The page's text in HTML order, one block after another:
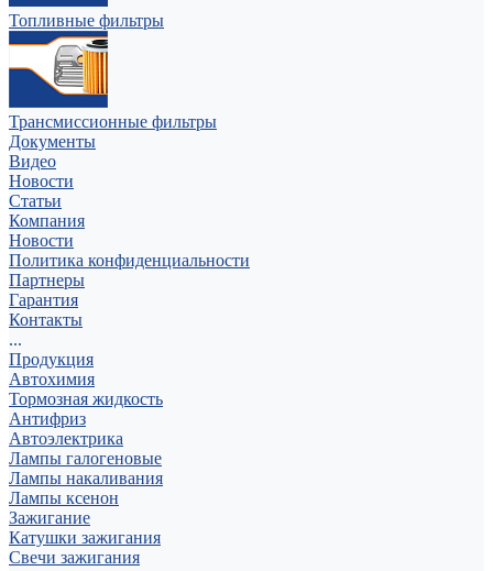
Топливные фильтры
Трансмиссионные фильтры
Документы
Видео
Новости
Статьи
Компания
Новости
Политика конфиденциальности
Партнеры
Гарантия
Контакты
...
Продукция
Автохимия
Тормозная жидкость
Антифриз
Автоэлектрика
Лампы галогеновые
Лампы накаливания
Лампы ксенон
Зажигание
Катушки зажигания
Свечи зажигания